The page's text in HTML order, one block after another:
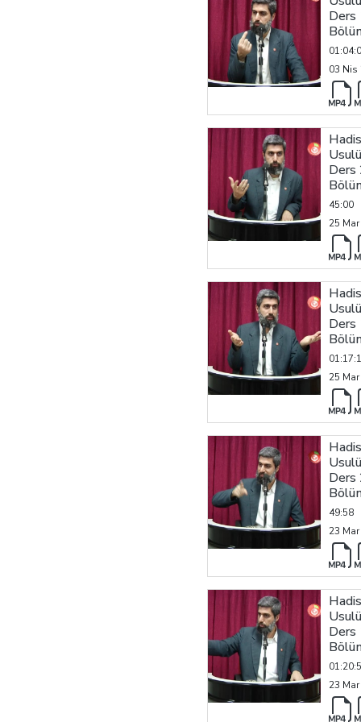
Ders
03 Nis
Hadis
Ders
45:00
25
Hadis
Ders
25
Hadis
Ders
49:58
23
Hadis
Ders
23